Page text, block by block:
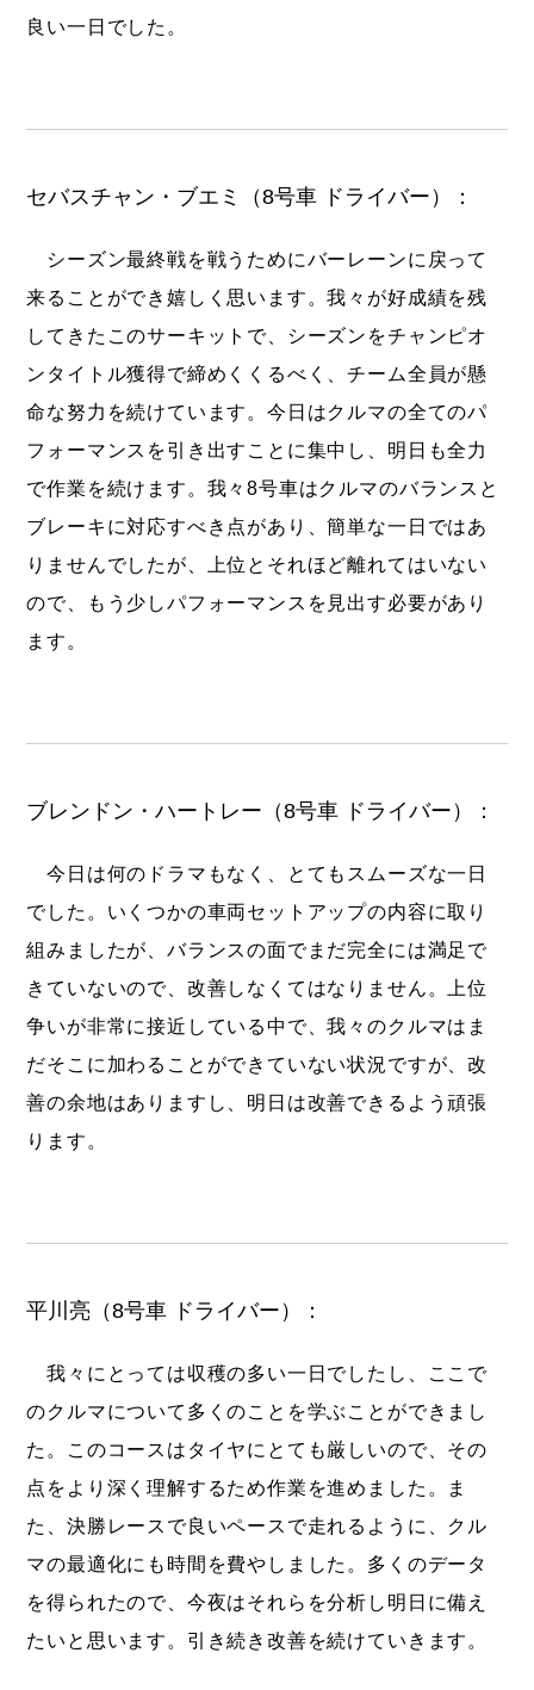
良い一日でした。
セバスチャン・ブエミ（8号車 ドライバー）：
シーズン最終戦を戦うためにバーレーンに戻って
来ることができ嬉しく思います。我々が好成績を残
してきたこのサーキットで、シーズンをチャンピオ
ンタイトル獲得で締めくくるべく、チーム全員が懸
命な努力を続けています。今日はクルマの全てのパ
フォーマンスを引き出すことに集中し、明日も全力
で作業を続けます。我々8号車はクルマのバランスと
ブレーキに対応すべき点があり、簡単な一日ではあ
りませんでしたが、上位とそれほど離れてはいない
ので、もう少しパフォーマンスを見出す必要があり
ます。
ブレンドン・ハートレー（8号車 ドライバー）：
今日は何のドラマもなく、とてもスムーズな一日
でした。いくつかの車両セットアップの内容に取り
組みましたが、バランスの面でまだ完全には満足で
きていないので、改善しなくてはなりません。上位
争いが非常に接近している中で、我々のクルマはま
だそこに加わることができていない状況ですが、改
善の余地はありますし、明日は改善できるよう頑張
ります。
平川亮（8号車 ドライバー）：
我々にとっては収穫の多い一日でしたし、ここで
のクルマについて多くのことを学ぶことができまし
た。このコースはタイヤにとても厳しいので、その
点をより深く理解するため作業を進めました。ま
た、決勝レースで良いペースで走れるように、クル
マの最適化にも時間を費やしました。多くのデータ
を得られたので、今夜はそれらを分析し明日に備え
たいと思います。引き続き改善を続けていきます。